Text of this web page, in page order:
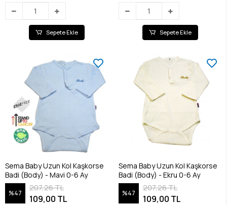
Sepete Ekle Sepete Ekle
Sema Baby Uzun Kol Kaşkorse
Badi (Body) - Mavi 0-6 Ay
%47
207,26 TL
109,00 TL
Sema Baby Uzun Kol Kaşkorse
Badi (Body) - Ekru 0-6 Ay
%47
207,26 TL
109,00 TL